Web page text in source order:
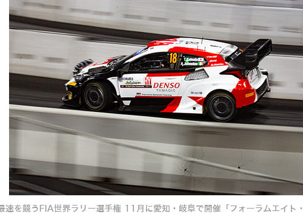
速を競うFIA世界ラリー選手権 11月に愛知・岐阜で開催「フォーラムエイ